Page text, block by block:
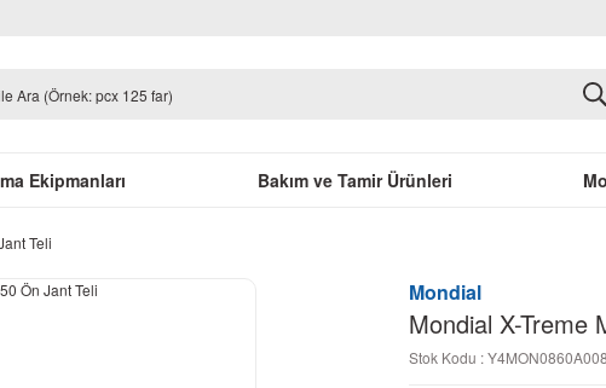
Ekipmanları Bakım ve Tamir Ürünleri
Teli
Mondial
Mondial X-Treme
Stok Kodu :